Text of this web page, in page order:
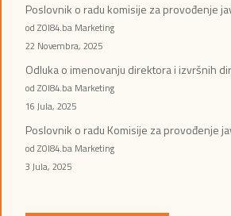
Poslovnik o radu komisije za provođenje
od ZOI84.ba Marketing
22 Novembra, 2025
Odluka o imenovanju direktora i izvršnih
od ZOI84.ba Marketing
16 Jula, 2025
Poslovnik o radu Komisije za provođenje
od ZOI84.ba Marketing
3 Jula, 2025